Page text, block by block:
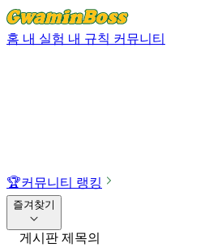
홈 내 실험 내 규칙 커뮤니티
🏆커뮤니티 랭킹
즐겨찾기
게시판 제목의